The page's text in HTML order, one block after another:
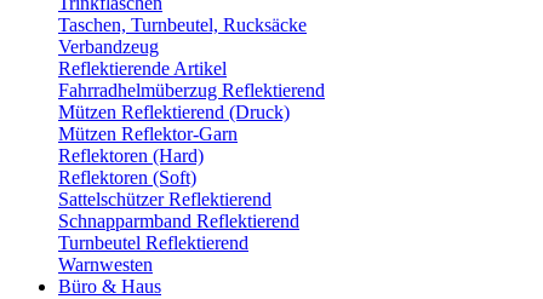
Taschen, Turnbeutel, Rucksäcke
Verbandzeug
Reflektierende Artikel
Fahrradhelmüberzug Reflektierend
Mützen Reflektierend (Druck)
Mützen Reflektor-Garn
Reflektoren (Hard)
Reflektoren (Soft)
Sattelschützer Reflektierend
Schnapparmband Reflektierend
Turnbeutel Reflektierend
Warnwesten
Büro & Haus